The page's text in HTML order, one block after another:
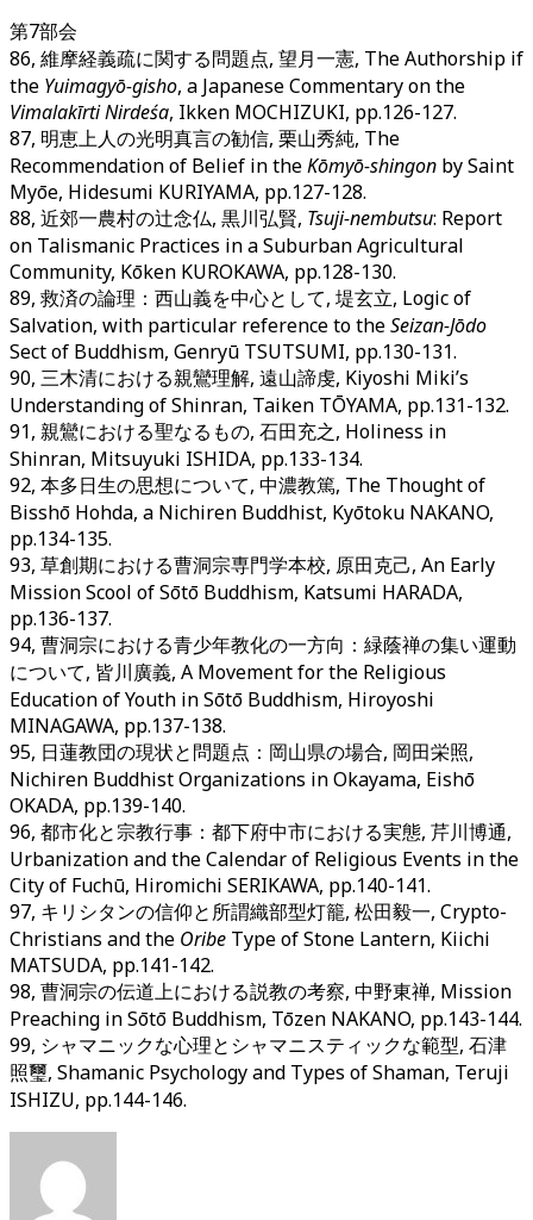
第7部会
86, 維摩経義疏に関する問題点, 望月一憲, The Authorship if
the Yuimagyō-gisho, a Japanese Commentary on the
Vimalakīrti Nirdeśa, Ikken MOCHIZUKI, pp.126-127.
87, 明恵上人の光明真言の勧信, 栗山秀純, The
Recommendation of Belief in theKōmyō-shingon by Saint
Myōe, Hidesumi KURIYAMA, pp.127-128.
88, 近郊一農村の辻念仏, 黒川弘賢, Tsuji-nembutsu: Report
on Talismanic Practices in a Suburban Agricultural
Community, Kōken KUROKAWA, pp.128-130.
89, 救済の論理：西山義を中心として, 堤玄立, Logic of
Salvation, with particular reference to theSeizan-Jōdo
Sect of Buddhism, Genryū TSUTSUMI, pp.130-131.
90, 三木清における親鸞理解, 遠山諦虔, Kiyoshi Miki’s
Understanding of Shinran, Taiken TŌYAMA, pp.131-132.
91, 親鸞における聖なるもの, 石田充之, Holiness in
Shinran, Mitsuyuki ISHIDA, pp.133-134.
92, 本多日生の思想について, 中濃教篤, The Thought of
Bisshō Hohda, a Nichiren Buddhist, Kyōtoku NAKANO,
pp.134-135.
93, 草創期における曹洞宗専門学本校, 原田克己, An Early
Mission Scool of Sōtō Buddhism, Katsumi HARADA,
pp.136-137.
94, 曹洞宗における青少年教化の一方向：緑蔭禅の集い運動
について, 皆川廣義, A Movement for the Religious
Education of Youth in Sōtō Buddhism, Hiroyoshi
MINAGAWA, pp.137-138.
95, 日蓮教団の現状と問題点：岡山県の場合, 岡田栄照,
Nichiren Buddhist Organizations in Okayama, Eishō
OKADA, pp.139-140.
96, 都市化と宗教行事：都下府中市における実態, 芹川博通,
Urbanization and the Calendar of Religious Events in the
City of Fuchū, Hiromichi SERIKAWA, pp.140-141.
97, キリシタンの信仰と所謂織部型灯籠, 松田毅一, Crypto-
Christians and the Oribe Type of Stone Lantern, Kiichi
MATSUDA, pp.141-142.
98, 曹洞宗の伝道上における説教の考察, 中野東禅, Mission
Preaching in Sōtō Buddhism, Tōzen NAKANO, pp.143-144.
99, シャマニックな心理とシャマニスティックな範型, 石津
照璽, Shamanic Psychology and Types of Shaman, Teruji
ISHIZU, pp.144-146.